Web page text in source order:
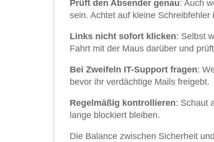
Prüft den Absender genau: Auch
sein. Achtet auf kleine Schreibfehler
Links nicht sofort klicken: Selbst
Fahrt mit der Maus darüber und
Bei Zweifeln IT-Support fragen:
bevor ihr verdächtige Mails freigebt.
Regelmäßig kontrollieren: Schaut
lange blockiert bleiben.
Die Balance zwischen Sicherheit